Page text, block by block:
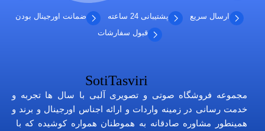
ارسال سریع پشتیبانی 24 ساعته
ضمانت اورجینال بودن
قبول سفارشات
مجموعه فروشگاه صوتی و تصویری آلبی با سال ها تجربه و
خدمت رسانی در زمینه واردات و ارائه اجناس اورجینال و برند و
همینطور مشاوره صادقانه به هموطنان همواره کوشیده که با